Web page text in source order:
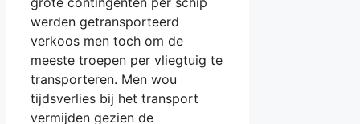
werden getransporteerd
verkoos men toch om de
meeste troepen per vliegtuig te
transporteren. Men wou
tijdsverlies bij het transport
vermijden gezien de